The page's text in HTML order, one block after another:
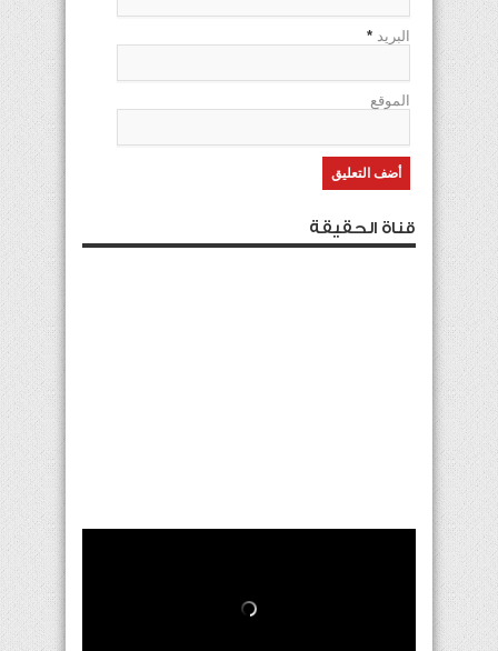
البريد *
الموقع
قناة الحقيقة